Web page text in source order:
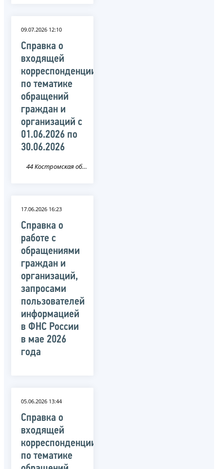
09.07.2026 12:10
Справка о
входящей
корреспонденции
по тематике
обращений
граждан и
организаций c
01.06.2026 по
30.06.2026
44 Костромская область
17.06.2026 16:23
Справка о
работе с
обращениями
граждан и
организаций,
запросами
пользователей
информацией
в ФНС России
в мае 2026
года
05.06.2026 13:44
Справка о
входящей
корреспонденции
по тематике